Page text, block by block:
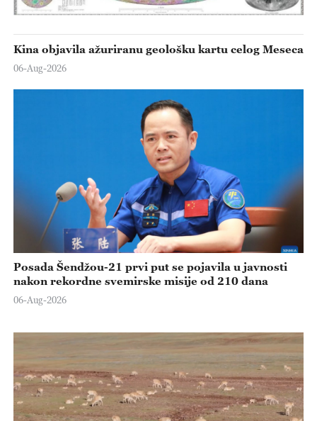
Kina objavila ažuriranu geološku kartu celog Meseca
06-Aug-2026
Posada Šendžou-21 prvi put se pojavila u javnosti
nakon rekordne svemirske misije od 210 dana
06-Aug-2026